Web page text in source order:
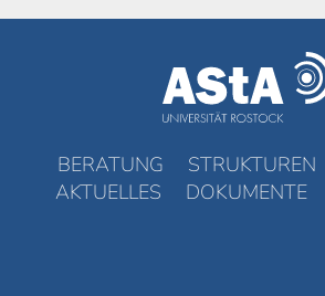
BERATUNG STRUKTUREN
AKTUELLES
DOKUMENTE